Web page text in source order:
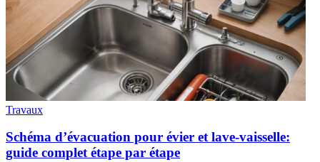
Travaux
Schéma d’évacuation pour évier et lave-vaisselle:
guide complet étape par étape